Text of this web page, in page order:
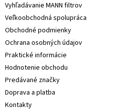
Vyhľadávanie MANN filtrov
Veľkoobchodná spolupráca
Obchodné podmienky
Ochrana osobných údajov
Praktické informácie
Hodnotenie obchodu
Predávané značky
Doprava a platba
Kontakty